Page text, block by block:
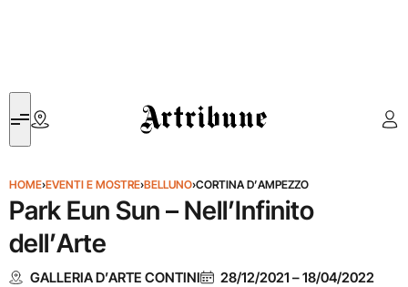
Artribune
HOME›EVENTI E MOSTRE›BELLUNO›CORTINA D’AMPEZZO
Park Eun Sun – Nell’Infinito
dell’Arte
GALLERIA D’ARTE CONTINI 28/12/2021 –18/04/2022